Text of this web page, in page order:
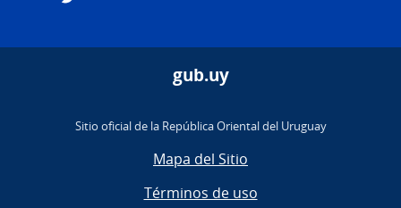
gub.uy
Sitio oficial de la República Oriental del Uruguay
Mapa del Sitio
Términos de uso